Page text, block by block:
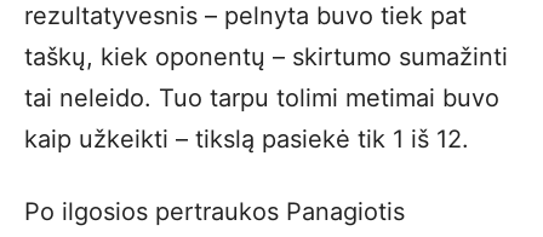
rezultatyvesnis – pelnyta buvo tiek pat
taškų, kiek oponentų – skirtumo sumažinti
tai neleido. Tuo tarpu tolimi metimai buvo
kaip užkeikti – tikslą pasiekė tik 1 iš 12.
Po ilgosios pertraukos Panagiotis